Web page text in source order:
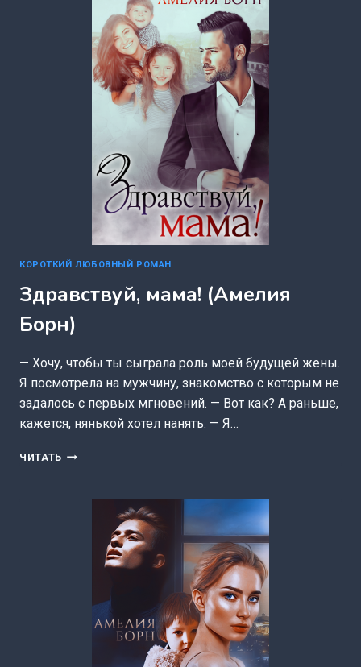
КОРОТКИЙ ЛЮБОВНЫЙ РОМАН
Здравствуй, мама! (Амелия
Борн)
— Хочу, чтобы ты сыграла роль моей будущей жены.
Я посмотрела на мужчину, знакомство с которым не
задалось с первых мгновений. — Вот как? А раньше,
кажется, нянькой хотел нанять. — Я…
ЧИТАТЬ ЗДРАВСТВУЙ,
БОРН)